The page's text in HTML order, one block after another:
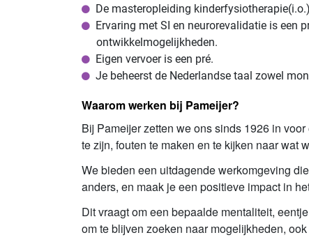
De masteropleiding
Ervaring met SI en neurorevalidatie is een
ontwikkelmogelijkheden.
Eigen vervoer is een pré.
Je beheerst de Nederlandse taal zowel
Waarom werken bij Pameijer?
Bij Pameijer zetten we ons sinds 1926 in
te zijn, fouten te maken en te kijken naar
We bieden een uitdagende werkomgeving
anders, en maak je een positieve impact in
Dit vraagt om een bepaalde mentaliteit,
om te blijven zoeken naar mogelijkheden,